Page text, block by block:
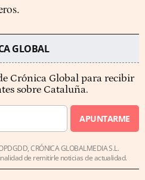
GLOBAL
Crónica Global para recibir
sobre Cataluña.
APUNTARME
CRÓNICA GLOBALMEDIA S.L.
de remitirle noticias de actualidad.